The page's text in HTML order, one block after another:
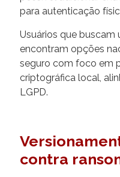
para autenticação
Usuários que buscam
encontram opções
seguro com foco em
criptográfica local,
LGPD.
contra